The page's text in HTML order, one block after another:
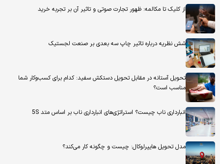
از کلیک تا مکالمه: ظهور تجارت صوتی و تاثیر آن بر تجربه خرید
شش نظریه درباره تاثیر چاپ سه بعدی بر صنعت لجستیک
تحویل آستانه در مقابل تحویل دستکش سفید: کدام برای کسب‌وکار شما
مناسب است؟
انبارداری ناب چیست؟ استراتژی‌های انبارداری ناب بر اساس متد 5S
مدل تحویل هایپرلوکال: چیست و چگونه کار می‌کند؟